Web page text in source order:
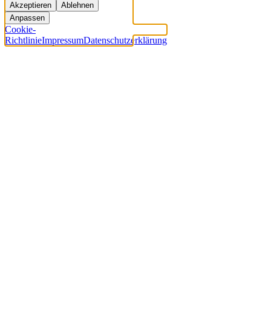
Akzeptieren
Ablehnen
Anpassen
Cookie-
RichtlinieImpressumDatenschutzerklärung